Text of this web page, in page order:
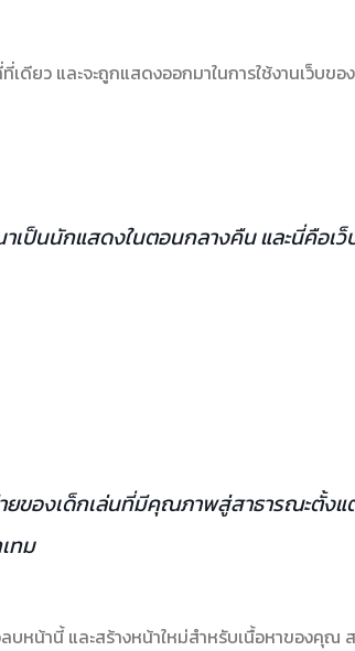
ดียว และจะถูกแสดงออกมาในการใช้งานเว็
ป็นนักแสดงในตอนกลางคืน และนี่คือ
ายของเด็กเล่นที่มีคุณภาพสู่สาธารณะตั้
ทม
บหน้านี้ และสร้างหน้าใหม่สำหรับเนื้อหาของคุณ